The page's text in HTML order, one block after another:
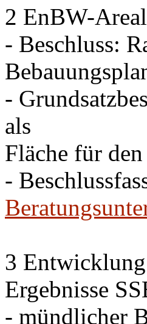
2 EnBW-
- Beschluss:
-
als
Fläche für
-
3
Ergebnisse
- mündlicher